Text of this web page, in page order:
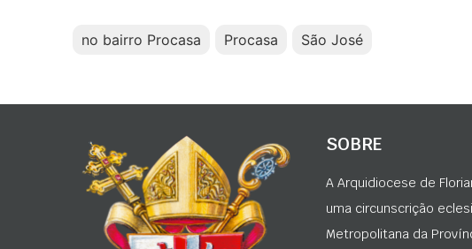
no bairro Procasa Procasa São José
SOBRE
A Arquidiocese de
uma circunscrição
Metropolitana da